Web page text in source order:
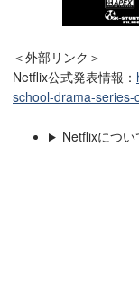
＜外部リンク＞
Netflix公式発表情報：
school-drama-series-
Netflixにつ